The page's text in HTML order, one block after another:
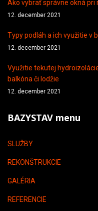
Ako vybrať správne okná pri
12. december 2021
Typy podláh a ich využitie v
12. december 2021
Využitie tekutej
balkóna či lodžie
12. december 2021
BAZYSTAV menu
SLUŽBY
REKONŠTRUKCIE
GALÉRIA
REFERENCIE